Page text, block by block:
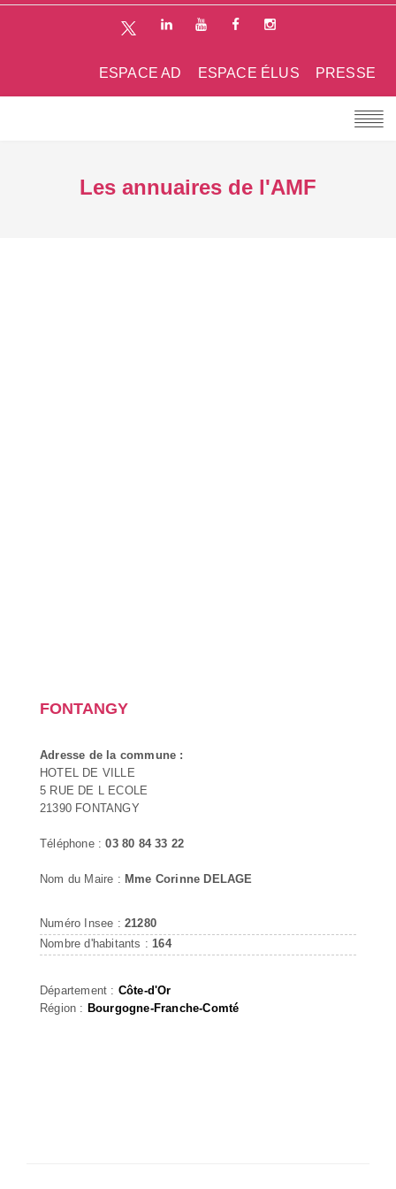
PRESSE
ESPACE ÉLUS
ESPACE AD
Les annuaires de l'AMF
FONTANGY
Adresse de la commune :
HOTEL DE VILLE
5 RUE DE L ECOLE
21390 FONTANGY
Téléphone :03 80 84 33 22
Nom du Maire : Mme Corinne DELAGE
Numéro Insee : 21280
Nombre d'habitants : 164
Département : Côte-d'Or
Région : Bourgogne-Franche-Comté